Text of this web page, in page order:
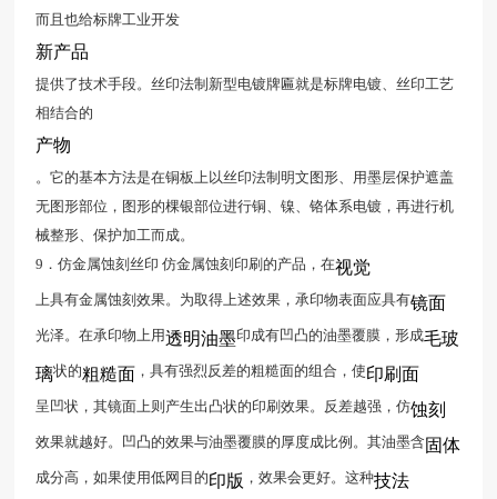
而且也给标牌工业开发
新产品
提供了技术手段。丝印法制新型电镀牌匾就是标牌电镀、丝印工艺
相结合的
产物
。它的基本方法是在铜板上以丝印法制明文图形、用墨层保护遮盖
无图形部位，图形的棵银部位进行铜、镍、铬体系电镀，再进行机
械整形、保护加工而成。
9．仿金属蚀刻丝印 仿金属蚀刻印刷的产品，在视觉
上具有金属蚀刻效果。为取得上述效果，承印物表面应具有镜面
光泽。在承印物上用透明油墨印成有凹凸的油墨覆膜，形成毛玻
璃状的粗糙面，具有强烈反差的粗糙面的组合，使印刷面
呈凹状，其镜面上则产生出凸状的印刷效果。反差越强，仿蚀刻
效果就越好。凹凸的效果与油墨覆膜的厚度成比例。其油墨含 固体
成分高，如果使用低网目的印版 ，效果会更好。这种技法